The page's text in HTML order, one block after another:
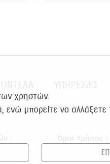
χρηστών.
ενώ μπορείτε να